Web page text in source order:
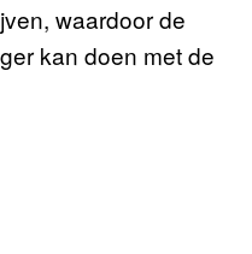
waardoor de
kan doen met de